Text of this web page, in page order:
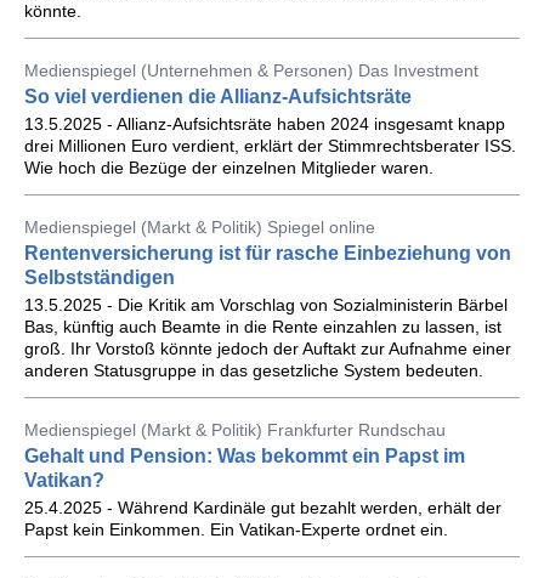
könnte.
Medienspiegel (Unternehmen & Personen) Das Investment
So viel verdienen die Allianz-Aufsichtsräte
13.5.2025 - Allianz-Aufsichtsräte haben 2024 insgesamt knapp
drei Millionen Euro verdient, erklärt der Stimmrechtsberater ISS.
Wie hoch die Bezüge der einzelnen Mitglieder waren.
Medienspiegel (Markt & Politik) Spiegel online
Rentenversicherung ist für rasche Einbeziehung von
Selbstständigen
13.5.2025 - Die Kritik am Vorschlag von Sozialministerin Bärbel
Bas, künftig auch Beamte in die Rente einzahlen zu lassen, ist
groß. Ihr Vorstoß könnte jedoch der Auftakt zur Aufnahme einer
anderen Statusgruppe in das gesetzliche System bedeuten.
Medienspiegel (Markt & Politik) Frankfurter Rundschau
Gehalt und Pension: Was bekommt ein Papst im
Vatikan?
25.4.2025 - Während Kardinäle gut bezahlt werden, erhält der
Papst kein Einkommen. Ein Vatikan-Experte ordnet ein.